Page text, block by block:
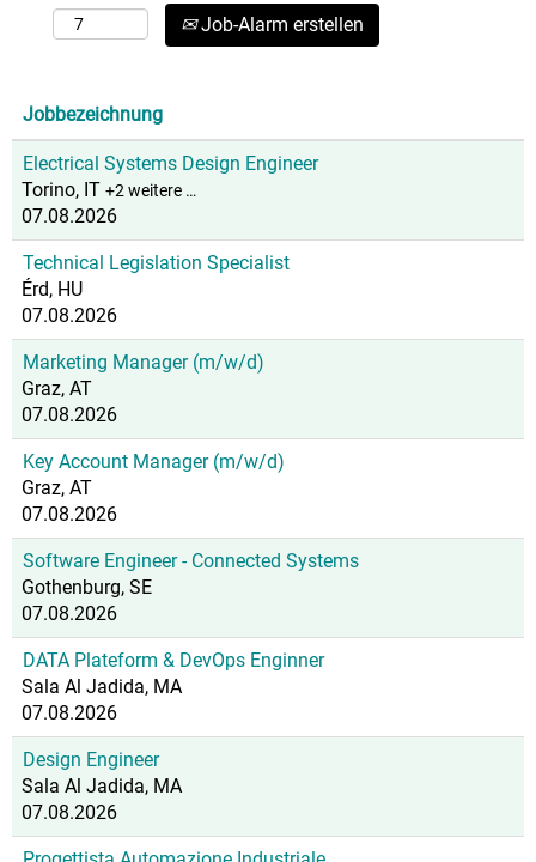
Job-Alarm erstellen
Jobbezeichnung
Electrical Systems Design Engineer
Torino, IT +2 weitere …
07.08.2026
Technical Legislation Specialist
Érd, HU
07.08.2026
Marketing Manager (m/w/d)
Graz, AT
07.08.2026
Key Account Manager (m/w/d)
Graz, AT
07.08.2026
Software Engineer - Connected Systems
Gothenburg, SE
07.08.2026
DATA Plateform & DevOps Enginner
Sala Al Jadida, MA
07.08.2026
Design Engineer
Sala Al Jadida, MA
07.08.2026